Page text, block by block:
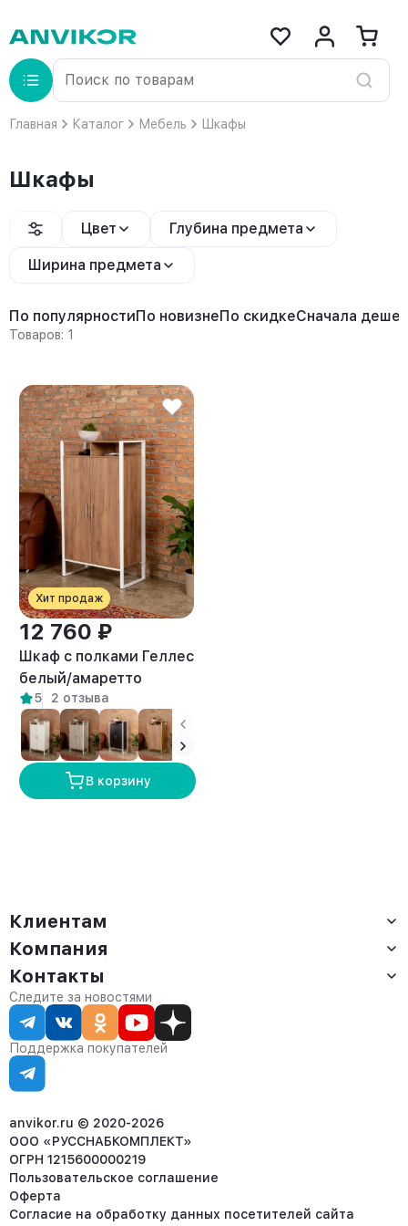
Главная Каталог Мебель Шкафы
Шкафы
Цвет Глубина предмета
Ширина предмета
По популярностиПо новизнеПо скидкеСначала
Товаров: 1
Хит продаж
12 760 ₽
Шкаф с полками Геллес
белый/амаретто
5 2 отзыва
В корзину
Клиентам
Доставка
Оплата
Сервис
Статус заказа
Статьи
Компания
О компании
Контакты
Партнёрам
Контакты
Отдел продаж:
8 (800) 234-22-62
corp@anvikor.ru
Ежедневно, с 7:00-19:00 (МСК)
Отдел рекламации:
8 (953) 455-25-61
Следите за новостями
Поддержка покупателей
anvikor.ru © 2020-2026
ООО «РУССНАБКОМПЛЕКТ»
ОГРН 1215600000219
Пользовательское соглашение
Оферта
Согласие на обработку данных посетителей сайта